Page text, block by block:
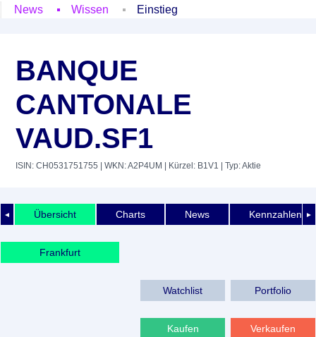
News
Wissen Einstieg
BANQUE
CANTONALE
VAUD.SF1
ISIN: CH0531751755 | WKN: A2P4UM | Kürzel: B1V1 | Typ: Aktie
◄ ►
Übersicht Charts News Kennzahlen
Frankfurt
Watchlist Portfolio
Kaufen Verkaufen